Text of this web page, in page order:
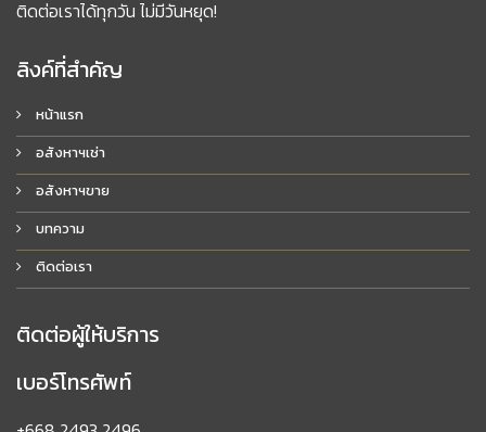
ติดต่อเราได้ทุกวัน ไม่มีวันหยุด!
ลิงค์ที่สำคัญ
หน้าแรก
อสังหาฯเช่า
อสังหาฯขาย
บทความ
ติดต่อเรา
ติดต่อผู้ให้บริการ
เบอร์โทรศัพท์